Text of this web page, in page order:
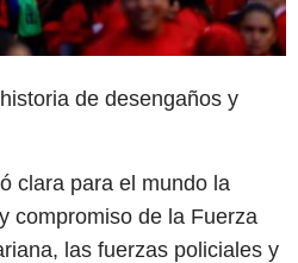
de desengaños y
clara para el mundo la
compromiso de la Fuerza
las fuerzas policiales y